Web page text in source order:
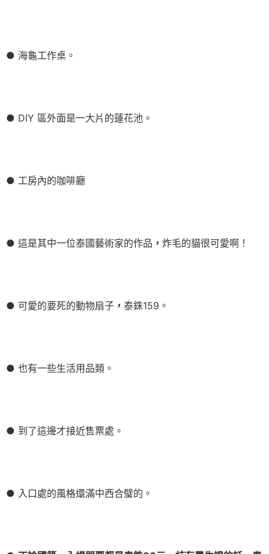
● 海龜工作桌。
● DIY 區外面是一大片的蓮花池。
● 工房內的咖啡廳
● 這是其中一位泰國藝術家的作品 ， 炸毛的貓很可愛啊！
● 可愛的要死的動物扇子 ， 泰銖159。
● 也有一些生活用品類。
● 到了這邊才接近售票處。
● 入口處的風格還滿中西合璧的。